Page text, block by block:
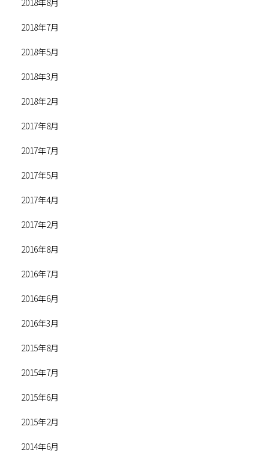
2018年7月
2018年5月
2018年3月
2018年2月
2017年8月
2017年7月
2017年5月
2017年4月
2017年2月
2016年8月
2016年7月
2016年6月
2016年3月
2015年8月
2015年7月
2015年6月
2015年2月
2014年6月